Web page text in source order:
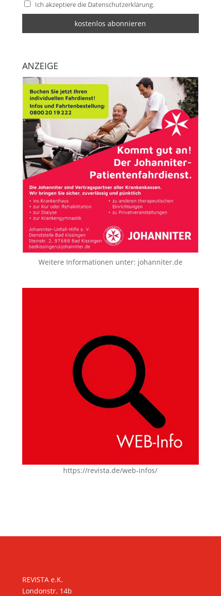
Ich akzeptiere die Datenschutzerklärung.
ANZEIGE
Weitere Informationen unter: johanniter.de
https://revista.de/web-infos/
REVISTA e.K.
Londonstr. 14b